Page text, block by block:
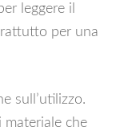
leggere il
per una
sull’utilizzo.
materiale che